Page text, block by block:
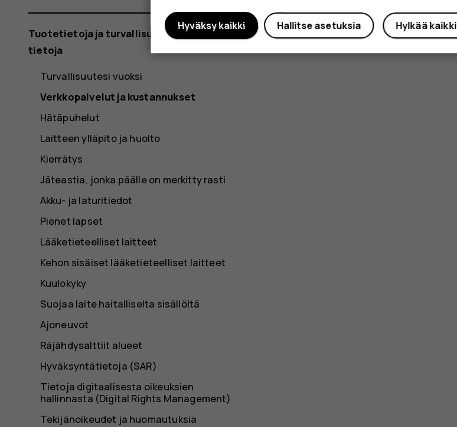
Tuotetietoja ja turvallisuutta koskevia
tietoja
Turvallisuutesi vuoksi
Verkkopalvelut ja kustannukset
Hätäpuhelut
Laitteen ylläpito ja huolto
Kierrätys
Jäteastia, jonka päälle on merkitty rasti
Akku- ja laturitiedot
Pienet lapset
Lääketieteelliset laitteet
Kehon sisäiset lääketieteelliset laitteet
Kuulokyky
Suojaa laite haitalliselta sisällöltä
Ajoneuvot
Räjähdysalttiit alueet
Hyväksyntätietoja (SAR)
Tietoja digitaalisesta oikeuksien
hallinnasta (Digital Rights Management)
Tekijänoikeudet ja huomautuksia
Hylkää kaikki
Hallitse asetuksia
Hyväksy kaikki